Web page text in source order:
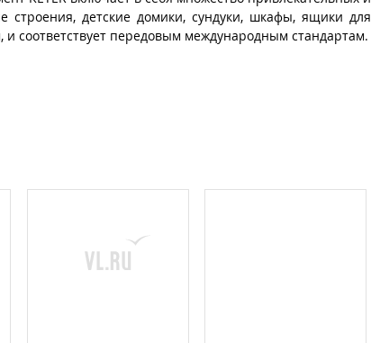
строения, детские домики, сундуки, шкафы, ящики для
соответствует передовым международным стандартам.